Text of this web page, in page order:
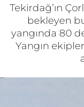
Tekirdağ’ın
bekleyen
yangında 80
Yangın
SAĞLIK
Spor
Gizlilik
Son Dakika
Haber Arşivi